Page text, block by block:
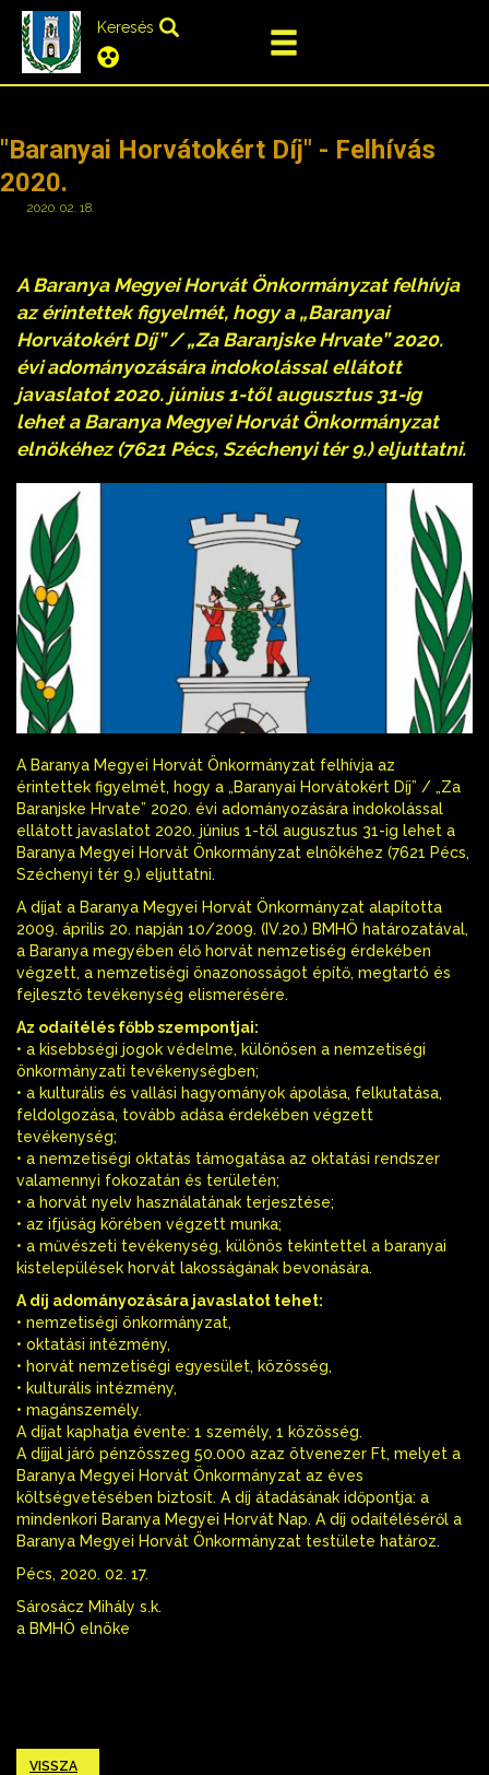
Keresés
"Baranyai Horvátokért Díj" - Felhívás
2020.
2020. 02. 18.
A Baranya Megyei Horvát Önkormányzat felhívja
az érintettek figyelmét, hogy a „Baranyai
Horvátokért Díj” / „Za Baranjske Hrvate” 2020.
évi adományozására indokolással ellátott
javaslatot 2020. június 1-től augusztus 31-ig
lehet a Baranya Megyei Horvát Önkormányzat
elnökéhez (7621 Pécs, Széchenyi tér 9.) eljuttatni.
A Baranya Megyei Horvát Önkormányzat felhívja az
érintettek figyelmét, hogy a „Baranyai Horvátokért Díj” / „Za
Baranjske Hrvate” 2020. évi adományozására indokolással
ellátott javaslatot 2020. június 1-től augusztus 31-ig lehet a
Baranya Megyei Horvát Önkormányzat elnökéhez (7621 Pécs,
Széchenyi tér 9.) eljuttatni.
A díjat a Baranya Megyei Horvát Önkormányzat alapította
2009. április 20. napján 10/2009. (IV.20.) BMHÖ határozatával,
a Baranya megyében élő horvát nemzetiség érdekében
végzett, a nemzetiségi önazonosságot építő, megtartó és
fejlesztő tevékenység elismerésére.
Az odaítélés főbb szempontjai:
• a kisebbségi jogok védelme, különösen a nemzetiségi
önkormányzati tevékenységben;
• a kulturális és vallási hagyományok ápolása, felkutatása,
feldolgozása, tovább adása érdekében végzett
tevékenység;
• a nemzetiségi oktatás támogatása az oktatási rendszer
valamennyi fokozatán és területén;
• a horvát nyelv használatának terjesztése;
• az ifjúság körében végzett munka;
• a művészeti tevékenység, különös tekintettel a baranyai
kistelepülések horvát lakosságának bevonására.
A díj adományozására javaslatot tehet:
• nemzetiségi önkormányzat,
• oktatási intézmény,
• horvát nemzetiségi egyesület, közösség,
• kulturális intézmény,
• magánszemély.
A díjat kaphatja évente: 1 személy, 1 közösség.
A díjjal járó pénzösszeg 50.000 azaz ötvenezer Ft, melyet a
Baranya Megyei Horvát Önkormányzat az éves
költségvetésében biztosít. A díj átadásának időpontja: a
mindenkori Baranya Megyei Horvát Nap. A díj odaítéléséről a
Baranya Megyei Horvát Önkormányzat testülete határoz.
Pécs, 2020. 02. 17.
Sárosácz Mihály s.k.
a BMHÖ elnöke
VISSZA